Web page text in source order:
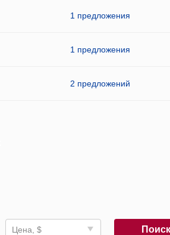
1 предложения
1 предложения
2 предложений
Цена, $